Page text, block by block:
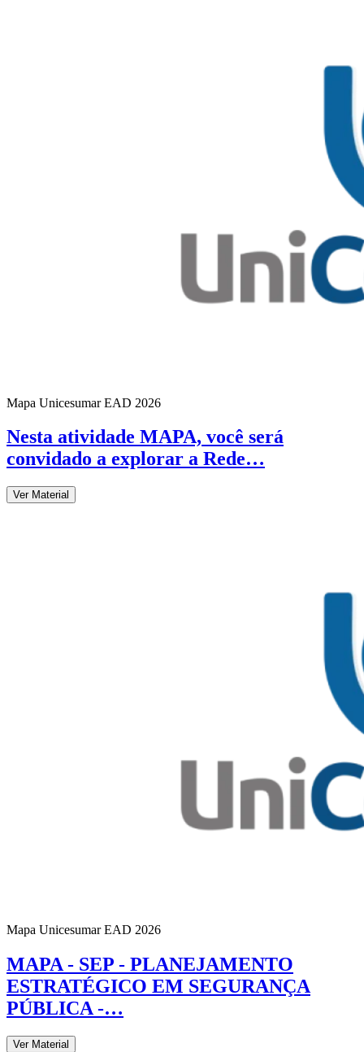
Mapa Unicesumar EAD 2026
Nesta atividade MAPA, você será
convidado a explorar a Rede…
Ver Material
Mapa Unicesumar EAD 2026
MAPA - SEP - PLANEJAMENTO
ESTRATÉGICO EM SEGURANÇA
PÚBLICA -…
Ver Material